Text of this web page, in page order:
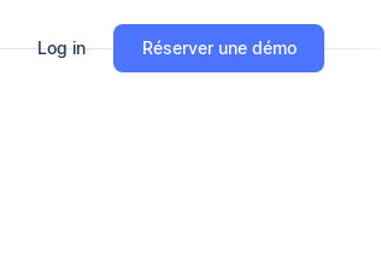
Log in Réserver une démo